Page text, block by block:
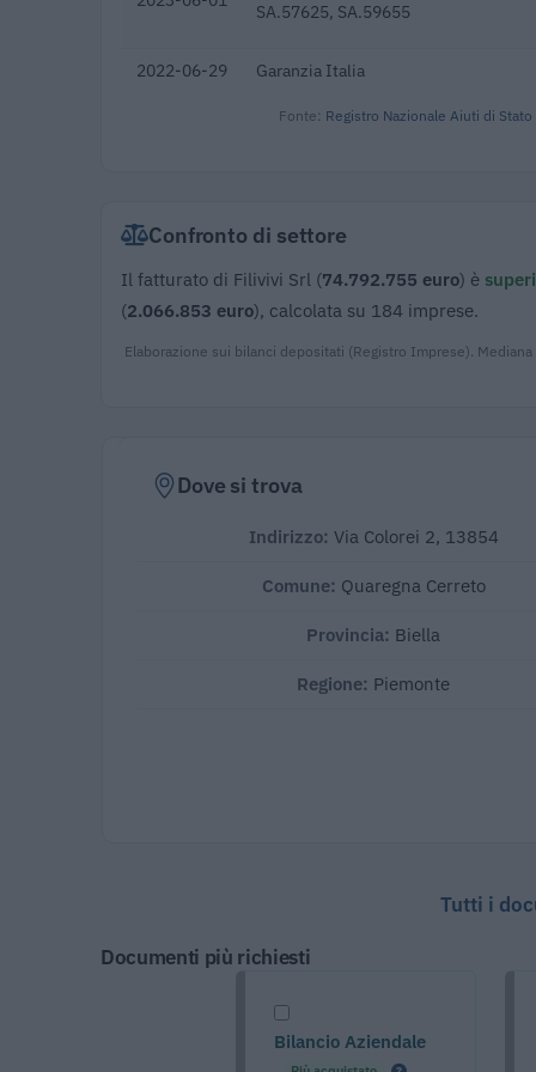
SA.57625, SA.59655
2022-06-29 Garanzia Italia
Fonte: Registro Nazionale Aiuti di Stato
Confronto di settore
Il fatturato di Filivivi Srl (74.792.755 euro) è
(2.066.853 euro), calcolata su 184 imprese.
Elaborazione sui bilanci depositati (Registro Imprese). Mediana
Dove si trova
Indirizzo: Via Colorei 2, 13854
Comune: Quaregna Cerreto
Provincia: Biella
Regione: Piemonte
Tutti i
Documenti più richiesti
Bilancio Aziendale